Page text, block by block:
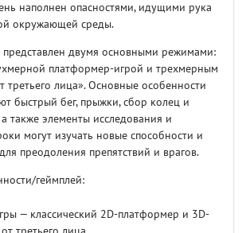
наполнен опасностями, идущими рука
окружающей среды.
представлен двумя основными режимами:
платформер-игрой и трехмерным
третьего лица». Основные особенности
быстрый бег, прыжки, сбор колец и
также элементы исследования и
могут изучать новые способности и
преодоления препятствий и врагов.
геймплей:
— классический 2D-платформер и 3D-